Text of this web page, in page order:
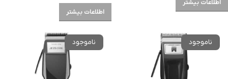
اطلاعات بیشتر
اطلاعات بیشتر